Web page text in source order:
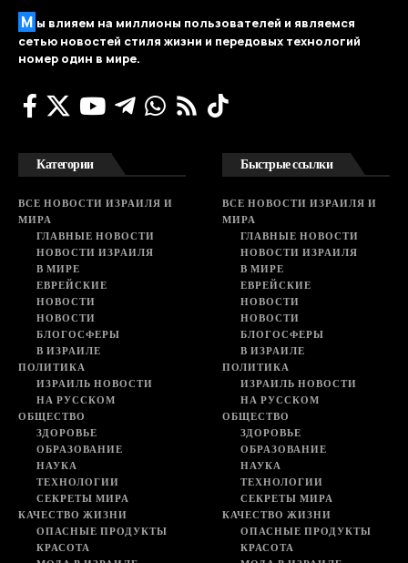
М ы влияем на миллионы пользователей и являемся
сетью новостей стиля жизни и передовых технологий
номер один в мире.
Категории
ВСЕ НОВОСТИ ИЗРАИЛЯ И
МИРА
ГЛАВНЫЕ НОВОСТИ
НОВОСТИ ИЗРАИЛЯ
В МИРЕ
ЕВРЕЙСКИЕ
НОВОСТИ
НОВОСТИ
БЛОГОСФЕРЫ
В ИЗРАИЛЕ
ПОЛИТИКА
ИЗРАИЛЬ НОВОСТИ
НА РУССКОМ
ОБЩЕСТВО
ЗДОРОВЬЕ
ОБРАЗОВАНИЕ
НАУКА
ТЕХНОЛОГИИ
СЕКРЕТЫ МИРА
КАЧЕСТВО ЖИЗНИ
ОПАСНЫЕ ПРОДУКТЫ
КРАСОТА
Быстрые ссылки
ВСЕ НОВОСТИ ИЗРАИЛЯ И
МИРА
ГЛАВНЫЕ НОВОСТИ
НОВОСТИ ИЗРАИЛЯ
В МИРЕ
ЕВРЕЙСКИЕ
НОВОСТИ
НОВОСТИ
БЛОГОСФЕРЫ
В ИЗРАИЛЕ
ПОЛИТИКА
ИЗРАИЛЬ НОВОСТИ
НА РУССКОМ
ОБЩЕСТВО
ЗДОРОВЬЕ
ОБРАЗОВАНИЕ
НАУКА
ТЕХНОЛОГИИ
СЕКРЕТЫ МИРА
КАЧЕСТВО ЖИЗНИ
ОПАСНЫЕ ПРОДУКТЫ
КРАСОТА